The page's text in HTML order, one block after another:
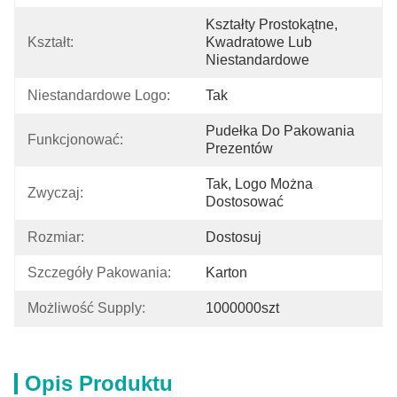
Kształt:
Kształty Prostokątne,
Kwadratowe Lub
Niestandardowe
Niestandardowe Logo: Tak
Funkcjonować:
Pudełka Do Pakowania
Prezentów
Zwyczaj:
Tak, Logo Można
Dostosować
Rozmiar: Dostosuj
Szczegóły Pakowania: Karton
Możliwość Supply: 1000000szt
Opis Produktu